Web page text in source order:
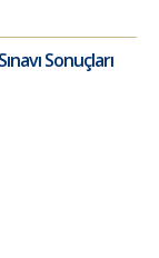
Sonuçları